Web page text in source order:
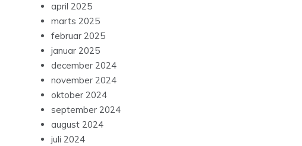
april 2025
marts 2025
februar 2025
januar 2025
december 2024
november 2024
oktober 2024
september 2024
august 2024
juli 2024